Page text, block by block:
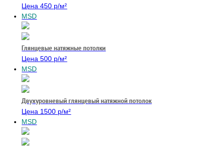
Цена 450 р/м²
MSD
Глянцевые натяжные потолки
Цена 500 р/м²
MSD
Двухуровневый глянцевый натяжной потолок
Цена 1500 р/м²
MSD